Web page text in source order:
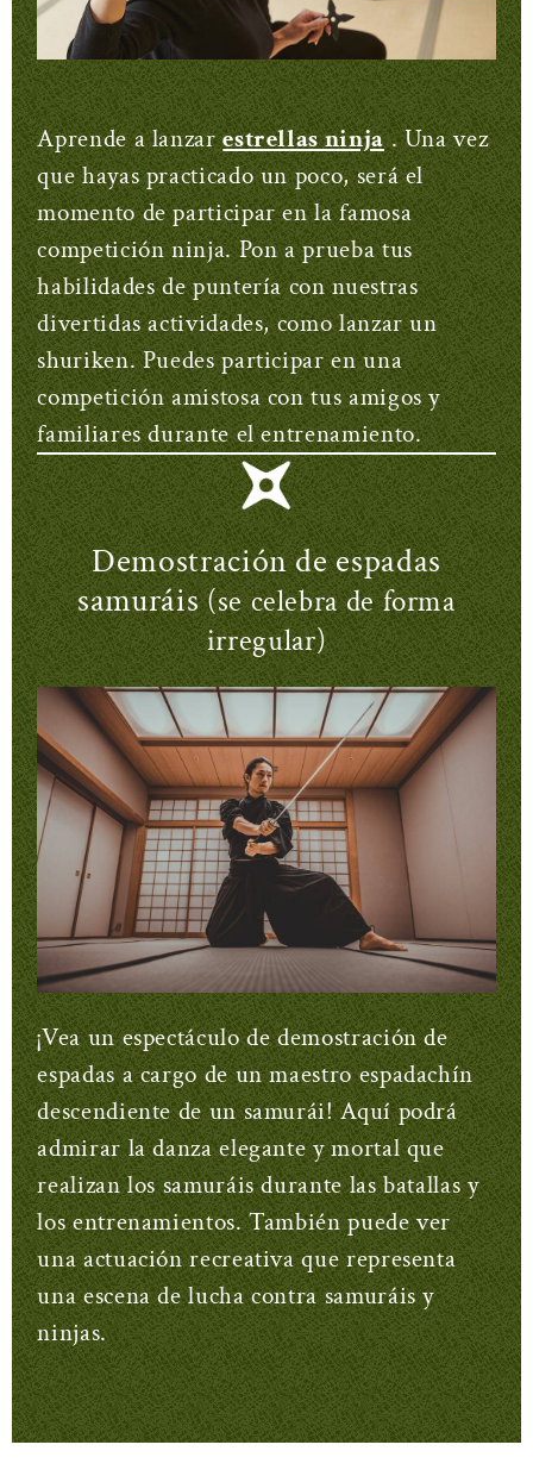
Aprende a lanzarestrellas ninja . Una vez
que hayas practicado un poco, será el
momento de participar en la famosa
competición ninja. Pon a prueba tus
habilidades de puntería con nuestras
divertidas actividades, como lanzar un
shuriken. Puedes participar en una
competición amistosa con tus amigos y
familiares durante el entrenamiento.
Demostración de espadas
samuráis (se celebra de forma
irregular)
¡Vea un espectáculo de demostración de
espadas a cargo de un maestro espadachín
descendiente de un samurái! Aquí podrá
admirar la danza elegante y mortal que
realizan los samuráis durante las batallas y
los entrenamientos. También puede ver
una actuación recreativa que representa
una escena de lucha contra samuráis y
ninjas.